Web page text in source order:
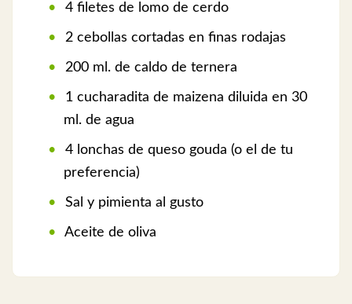
4 filetes de lomo de cerdo
2 cebollas cortadas en finas rodajas
200 ml. de caldo de ternera
1 cucharadita de maizena diluida en 30
ml. de agua
4 lonchas de queso gouda (o el de tu
preferencia)
Sal y pimienta al gusto
Aceite de oliva